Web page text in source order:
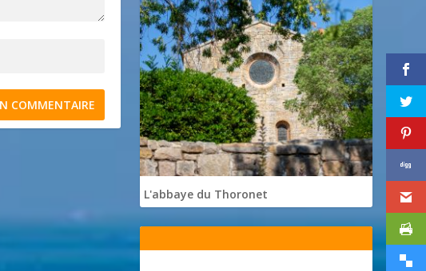
L'abbaye du Thoronet